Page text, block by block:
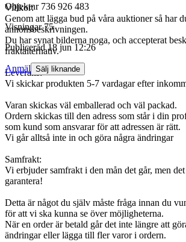
Villkor:
Genom att lägga bud på våra auktioner så har
annonsbeskrivningen.
Du har synat bilderna noga, och accepterat
fraktalternativ.
Leverans:
Vi skickar produkten 5-7 vardagar efter
Varan skickas väl emballerad och väl packad.
Ordern skickas till den adress som står i din
som kund som ansvarar för att adressen är rätt.
Vi går alltså inte in och göra några ändringar
Samfrakt:
Vi erbjuder samfrakt i den mån det går, men
garantera!
Detta är något du själv måste fråga innan du
för att vi ska kunna se över möjligheterna.
När en order är betald går det inte längre att
ändringar eller lägga till fler varor i ordern.
Objektnr 736 926 483
Visningar 75
Publicerad 18 jun 12:26
Anmäl Sälj liknande